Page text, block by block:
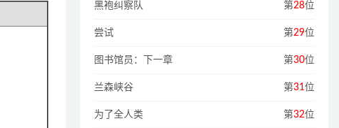
黑袍纠察队 第28位
尝试 第29位
图书馆员：下一章 第30位
兰森峡谷 第31位
为了全人类 第32位